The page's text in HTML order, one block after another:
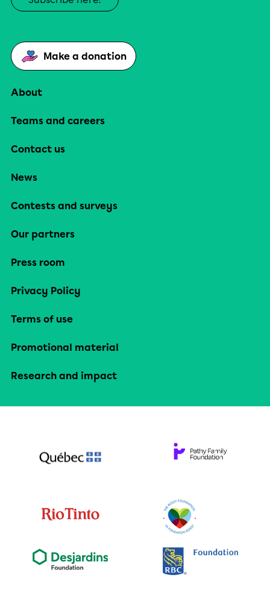
Make a donation
About
Teams and careers
Contact us
News
Contests and surveys
Our partners
Press room
Privacy Policy
Terms of use
Promotional material
Research and impact